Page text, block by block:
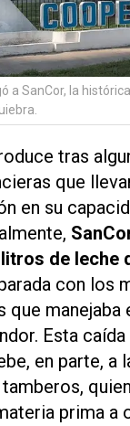
a SanCor, la
tras
que
en su
de leche
con los
manejaba
Esta caída
en parte, a
prima a